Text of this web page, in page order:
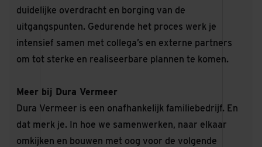
duidelijke overdracht en borging van de
uitgangspunten. Gedurende het proces werk je
intensief samen met collega’s en externe partners
om tot sterke en realiseerbare plannen te komen.
Meer bij Dura Vermeer
Dura Vermeer is een onafhankelijk familiebedrijf. En
dat merk je. In hoe we samenwerken, naar elkaar
omkijken en bouwen met oog voor de volgende